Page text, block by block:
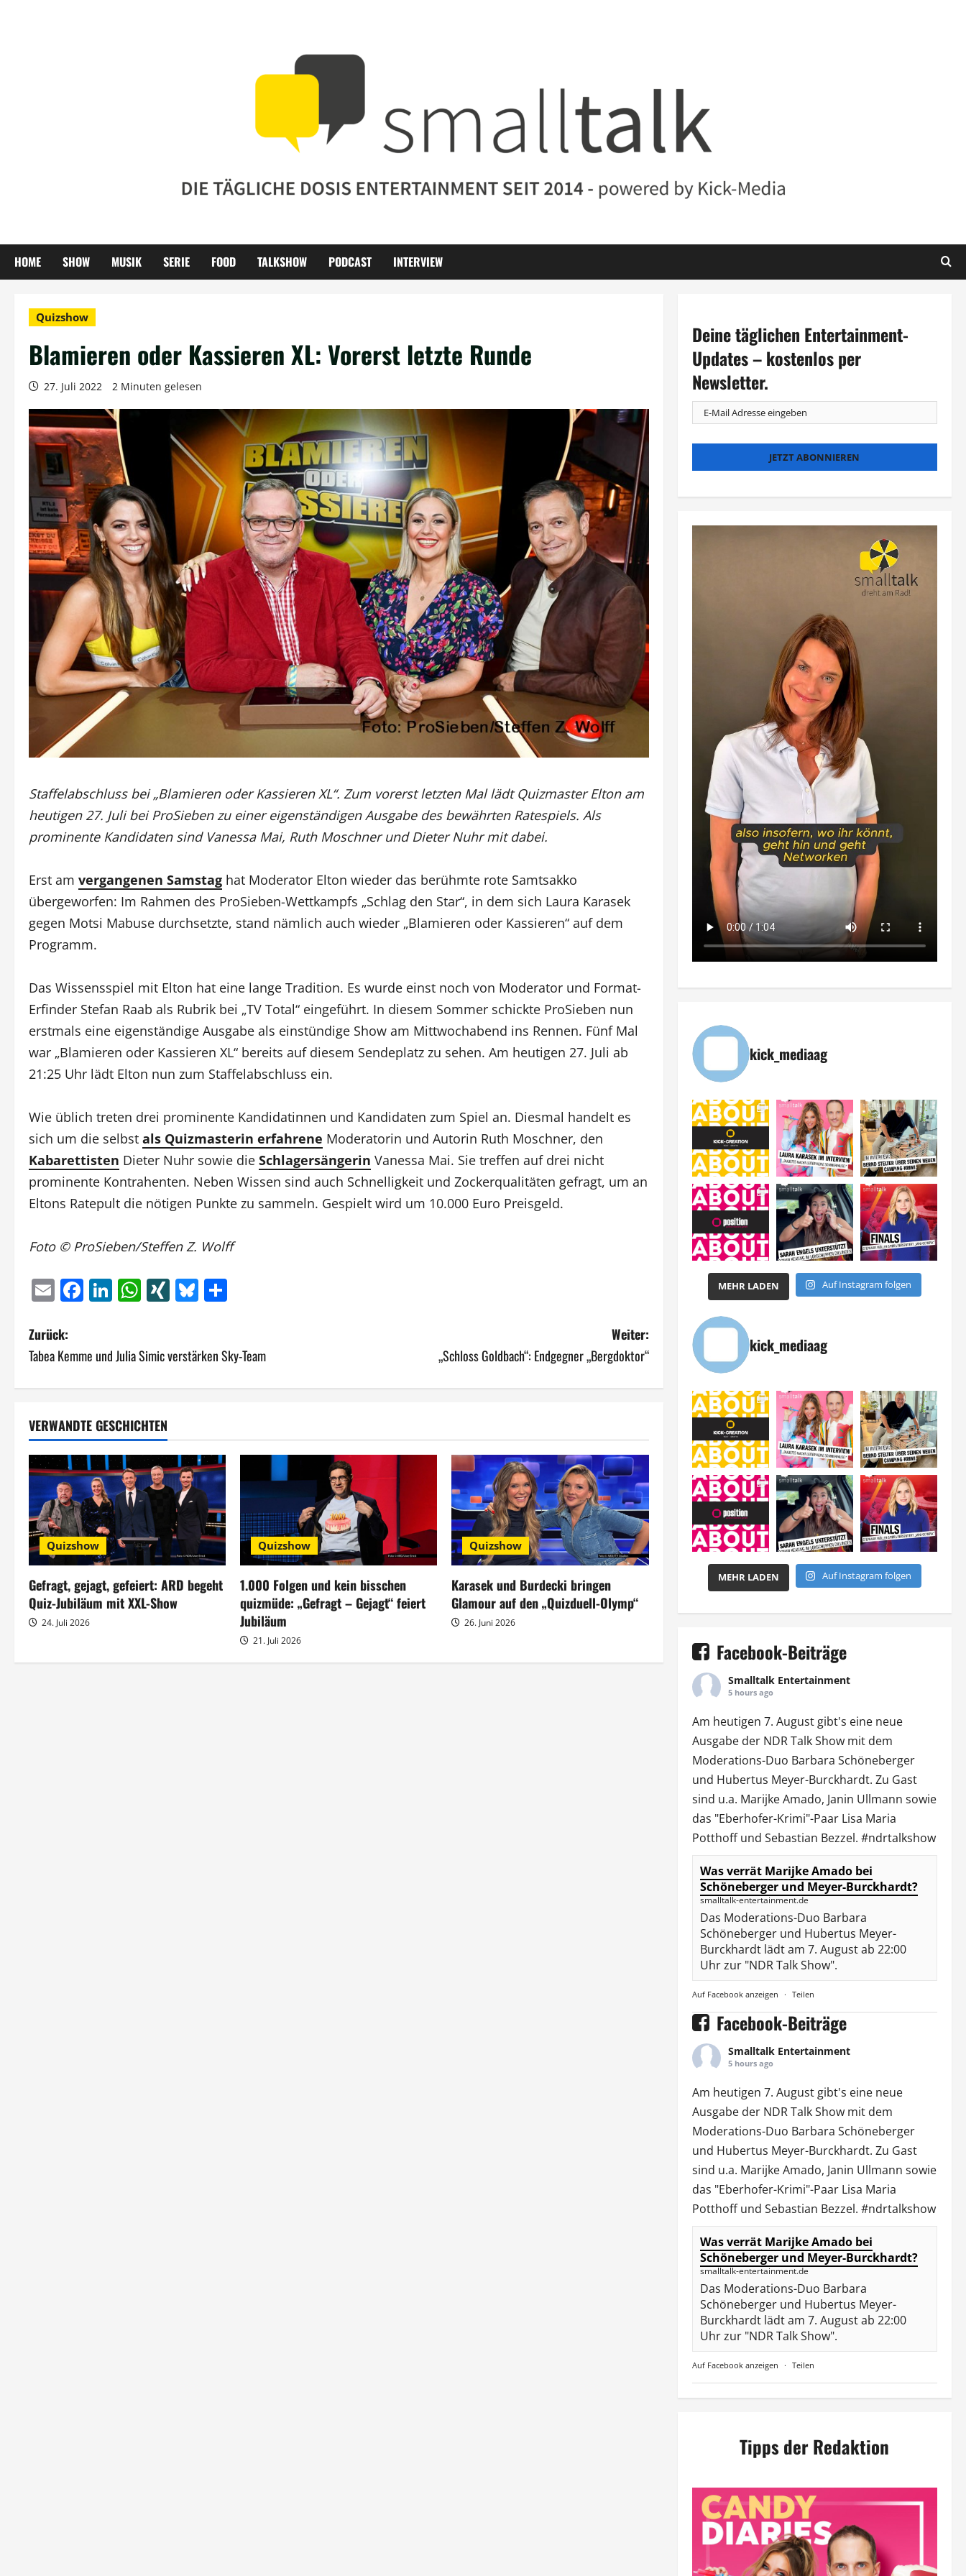
HOME SHOW MUSIK SERIE FOOD TALKSHOW PODCAST INTERVIEW
Quizshow
Blamieren oder Kassieren XL: Vorerst letzte Runde
27. Juli 2022 2 Minuten gelesen
Staffelabschluss bei „Blamieren oder Kassieren XL“. Zum vorerst letzten Mal lädt Quizmaster Elton am
heutigen 27. Juli bei ProSieben zu einer eigenständigen Ausgabe des bewährten Ratespiels. Als
prominente Kandidaten sind Vanessa Mai, Ruth Moschner und Dieter Nuhr mit dabei.
Erst am vergangenen Samstag hat Moderator Elton wieder das berühmte rote Samtsakko
übergeworfen: Im Rahmen des ProSieben-Wettkampfs „Schlag den Star“, in dem sich Laura Karasek
gegen Motsi Mabuse durchsetzte, stand nämlich auch wieder „Blamieren oder Kassieren“ auf dem
Programm.
Das Wissensspiel mit Elton hat eine lange Tradition. Es wurde einst noch von Moderator und Format-
Erfinder Stefan Raab als Rubrik bei „TV Total“ eingeführt. In diesem Sommer schickte ProSieben nun
erstmals eine eigenständige Ausgabe als einstündige Show am Mittwochabend ins Rennen. Fünf Mal
war „Blamieren oder Kassieren XL“ bereits auf diesem Sendeplatz zu sehen. Am heutigen 27. Juli ab
21:25 Uhr lädt Elton nun zum Staffelabschluss ein.
Wie üblich treten drei prominente Kandidatinnen und Kandidaten zum Spiel an. Diesmal handelt es
sich um die selbst als Quizmasterin erfahrene Moderatorin und Autorin Ruth Moschner, den
Kabarettisten Dieter Nuhr sowie die Schlagersängerin Vanessa Mai. Sie treffen auf drei nicht
prominente Kontrahenten. Neben Wissen sind auch Schnelligkeit und Zockerqualitäten gefragt, um an
Eltons Ratepult die nötigen Punkte zu sammeln. Gespielt wird um 10.000 Euro Preisgeld.
Foto © ProSieben/Steffen Z. Wolff
EmailFacebook
LinkedIn
WhatsApp
XINGBluesky
B
e
i
t
r
a
g
s
n
a
i
Zurück:
Tabea Kemme und Julia Simic verstärken Sky-Team
Weiter:
„Schloss Goldbach“: Endgegner „Bergdoktor“
VERWANDTE GESCHICHTEN
Quizshow
Gefragt, gejagt, gefeiert: ARD begeht
Quiz-Jubiläum mit XXL-Show
24. Juli 2026
Quizshow
1.000 Folgen und kein bisschen
quizmüde: „Gefragt – Gejagt“ feiert
Jubiläum
21. Juli 2026
Quizshow
Karasek und Burdecki bringen
Glamour auf den „Quizduell-Olymp“
26. Juni 2026
Deine täglichen Entertainment-
Updates – kostenlos per
Newsletter.
kick_mediaag
MEHR LADEN Auf Instagram folgen
kick_mediaag
MEHR LADEN Auf Instagram folgen
Facebook-Beiträge
Smalltalk Entertainment
5 hours ago
Am heutigen 7. August gibt's eine neue
Ausgabe der NDR Talk Showmit dem
Moderations-Duo Barbara Schöneberger
und Hubertus Meyer-Burckhardt. Zu Gast
sind u.a. Marijke Amado, Janin Ullmann sowie
das "Eberhofer-Krimi"-Paar Lisa Maria
Potthoff und Sebastian Bezzel. #ndrtalkshow
Was verrät Marijke Amado bei
Schöneberger und Meyer-Burckhardt?
smalltalk-entertainment.de
Das Moderations-Duo Barbara
Schöneberger und Hubertus Meyer-
Burckhardt lädt am 7. August ab 22:00
Uhr zur "NDR Talk Show".
Auf Facebook anzeigen · Teilen
Facebook-Beiträge
Smalltalk Entertainment
5 hours ago
Am heutigen 7. August gibt's eine neue
Ausgabe der NDR Talk Showmit dem
Moderations-Duo Barbara Schöneberger
und Hubertus Meyer-Burckhardt. Zu Gast
sind u.a. Marijke Amado, Janin Ullmann sowie
das "Eberhofer-Krimi"-Paar Lisa Maria
Potthoff und Sebastian Bezzel. #ndrtalkshow
Was verrät Marijke Amado bei
Schöneberger und Meyer-Burckhardt?
smalltalk-entertainment.de
Das Moderations-Duo Barbara
Schöneberger und Hubertus Meyer-
Burckhardt lädt am 7. August ab 22:00
Uhr zur "NDR Talk Show".
Auf Facebook anzeigen · Teilen
Tipps der Redaktion